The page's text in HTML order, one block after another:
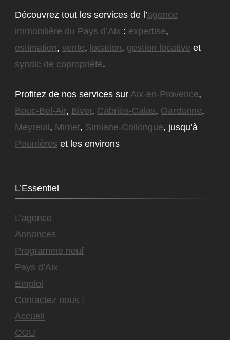
Découvrez tout les services de l’agence
immobilière du Pays d’Aix : expertise,
estimation, vente, location, gestion locative et
syndic de copropriété.
Profitez de nos services sur Aix-en-Provence,
Bouc-Bel-Air, Biver, Cabriès-Calas, Gardanne,
Meyreuil, Mimet, Simiane-Collongue, jusqu’à
Pourrières et les environs
L’Essentiel
L’agence
Annonces
Programme neuf
Pays d’Aix
Emploi
Contactez nous !
Accueil
CGU